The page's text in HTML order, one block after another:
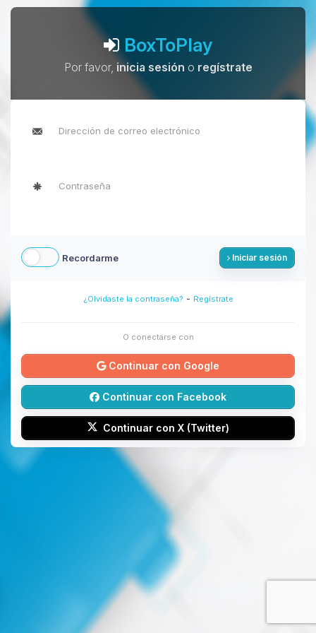
BoxToPlay
Por favor, inicia sesión o regístrate
Recordarme Iniciar sesión
¿Olvidaste la contraseña? - Regístrate
O conectarse con
Continuar con Google
Continuar con Facebook
Continuar con X (Twitter)